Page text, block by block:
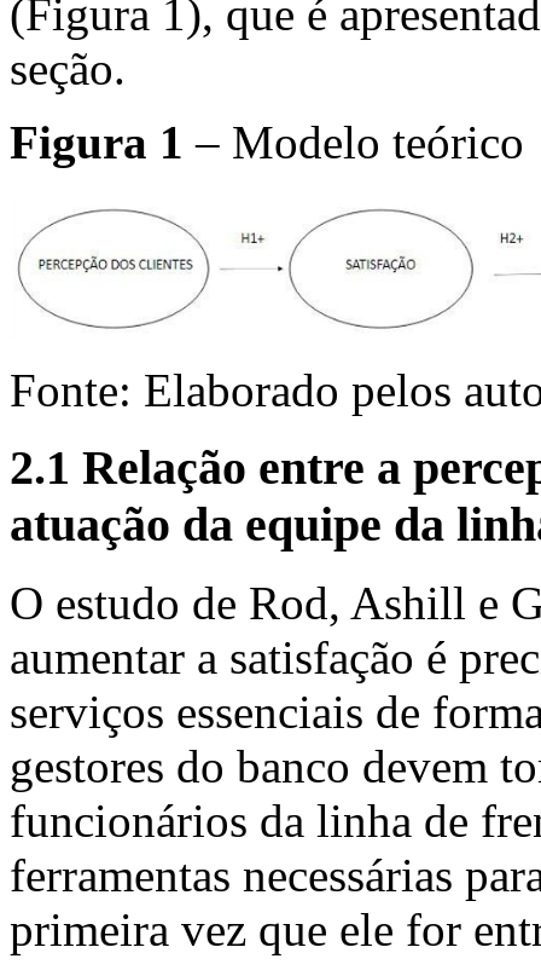
(Figura 1), que é
seção.
Figura 1 – Modelo teórico
Fonte: Elaborado pelos
2.1 Relação entre a
atuação da equipe da
O estudo de Rod, Ashill e
aumentar a satisfação é
serviços essenciais de
gestores do banco devem
funcionários da linha de
ferramentas necessárias
primeira vez que ele for